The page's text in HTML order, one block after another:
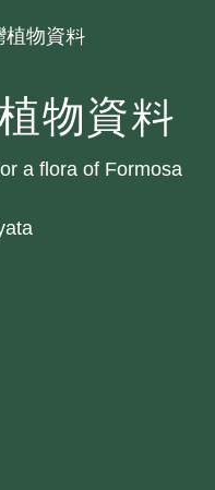
植物資料
物資料
a flora of Formosa